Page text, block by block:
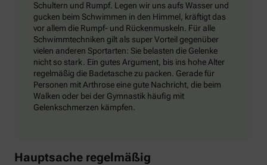
Schultern und Rumpf. Legen wir uns aufs Wasser und
gucken beim Schwimmen in den Himmel, kräftigt das
vor allem die Rumpf- und Rückenmuskeln. Für alle
Schwimmtechniken gilt als super Vorteil gegenüber
vielen anderen Sportarten: Sie belasten die Gelenke
nicht so stark. Ein gutes Argument, bis ins hohe Alter
regelmäßig die Badetasche zu packen. Gerade für
Personen mit Arthrose eine gute Nachricht, die beim
Walken oder bei der Gymnastik häufig mit
Gelenkschmerzen kämpfen.
Hauptsache regelmäßig